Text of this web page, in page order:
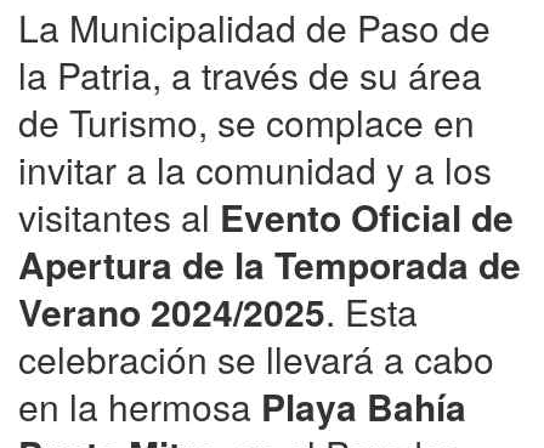
La Municipalidad de Paso de
la Patria, a través de su área
de Turismo, se complace en
invitar a la comunidad y a los
visitantes al Evento Oficial de
Apertura de la Temporada de
Verano 2024/2025. Esta
celebración se llevará a cabo
en la hermosa Playa Bahía